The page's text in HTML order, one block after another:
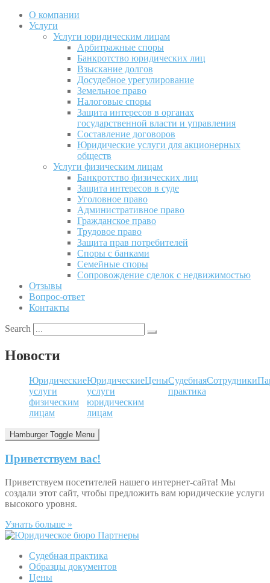
О компании
Услуги
Услуги юридическим лицам
Арбитражные споры
Банкротство юридических лиц
Взыскание долгов
Досудебное урегулирование
Земельное право
Налоговые споры
Защита интересов в органах
государственной власти и управления
Составление договоров
Юридические услуги для акционерных
обществ
Услуги физическим лицам
Банкротство физических лиц
Защита интересов в суде
Уголовное право
Административное право
Гражданское право
Трудовое право
Защита прав потребителей
Споры с банками
Семейные споры
Сопровождение сделок с недвижимостью
Отзывы
Вопрос-ответ
Контакты
Search
Новости
Юридические
услуги
физическим
лицам
Юридические
услуги
юридическим
лицам
ЦеныСудебная
практика
Сотрудники
Hamburger Toggle Menu
Приветствуем вас!
Приветствуем посетителей нашего интернет-сайта! Мы
создали этот сайт, чтобы предложить вам юридические услуги
высокого уровня.
Узнать больше »
Судебная практика
Образцы документов
Цены